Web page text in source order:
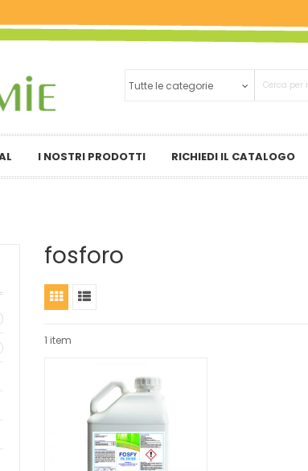
I NOSTRI PRODOTTI RICHIEDI IL CATALOGO
fosforo
1 item